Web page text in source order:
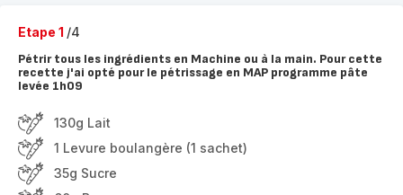
Etape 1 /4
Pétrir tous les ingrédients en Machine ou à la main. Pour cette
recette j'ai opté pour le pétrissage en MAP programme pâte
levée 1h09
130g Lait
1 Levure boulangère (1 sachet)
35g Sucre